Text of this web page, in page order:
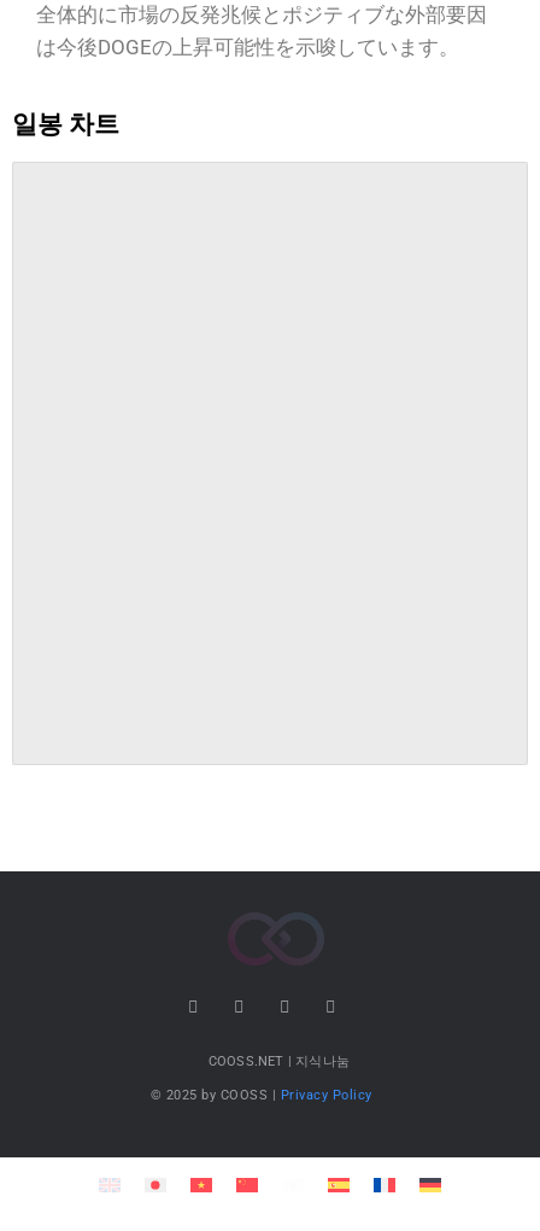
全体的に市場の反発兆候とポジティブな外部要因
は今後DOGEの上昇可能性を示唆しています。
일봉 차트
COOSS.NET | 지식나눔
© 2025 by COOSS | Privacy Policy